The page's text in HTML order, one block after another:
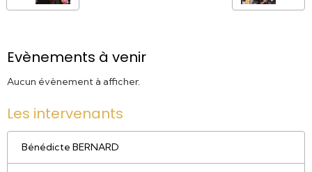
Evènements à venir
Aucun évènement à afficher.
Les intervenants
Bénédicte BERNARD